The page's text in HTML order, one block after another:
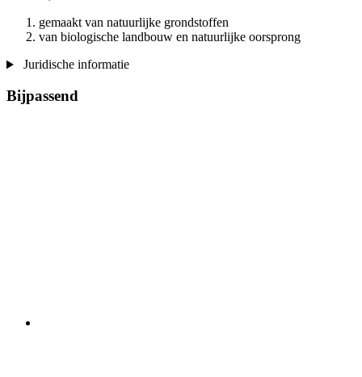
gemaakt van natuurlijke grondstoffen
van biologische landbouw en natuurlijke oorsprong
Juridische informatie
Bijpassend